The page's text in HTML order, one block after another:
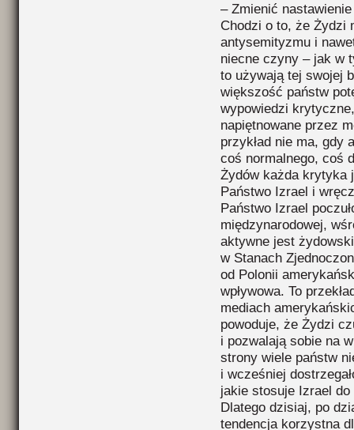
– Zmienić
Chodzi o to, że Żydzi
antysemityzmu i
niecne czyny – jak w
to używają tej swojej
większość państw
wypowiedzi
napiętnowane przez
przykład nie ma, gdy
coś normalnego, coś
Żydów każda krytyka
Państwo Izrael i
Państwo Izrael
międzynarodowej,
aktywne jest
w Stanach
od Polonii
wpływowa. To
mediach
powoduje, że Żydzi
i pozwalają sobie na
strony wiele państw
i wcześniej
jakie stosuje Izrael do
Dlatego dzisiaj, po
tendencja korzystna